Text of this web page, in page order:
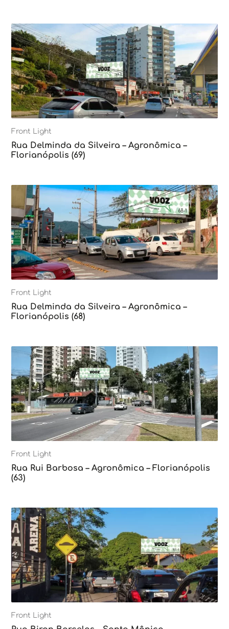
Front Light
Rua Delminda da Silveira – Agronômica –
Florianópolis (69)
Front Light
Rua Delminda da Silveira – Agronômica –
Florianópolis (68)
Front Light
Rua Rui Barbosa – Agronômica – Florianópolis
(63)
Front Light